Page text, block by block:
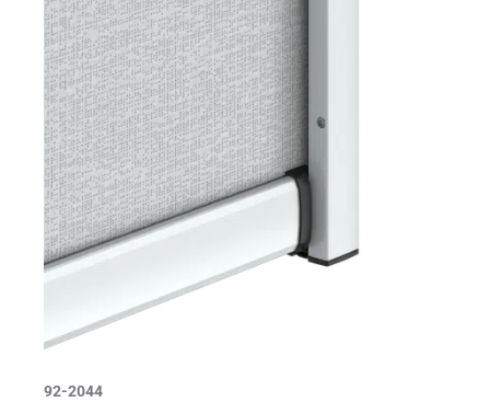
92-2044